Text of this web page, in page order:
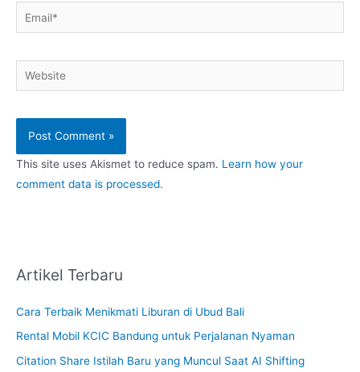
Email*
Website
This site uses Akismet to reduce spam. Learn how your
comment data is processed.
Artikel Terbaru
Cara Terbaik Menikmati Liburan di Ubud Bali
Rental Mobil KCIC Bandung untuk Perjalanan Nyaman
Citation Share Istilah Baru yang Muncul Saat AI Shifting